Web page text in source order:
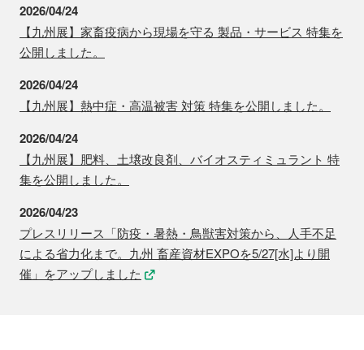
2026/04/24
【九州展】家畜疫病から現場を守る 製品・サービス 特集を
公開しました。
2026/04/24
【九州展】熱中症・高温被害 対策 特集を公開しました。
2026/04/24
【九州展】肥料、土壌改良剤、バイオスティミュラント 特
集を公開しました。
2026/04/23
プレスリリース「防疫・暑熱・鳥獣害対策から、人手不足
による省力化まで。九州 畜産資材EXPOを5/27[水]より開
催」をアップしました